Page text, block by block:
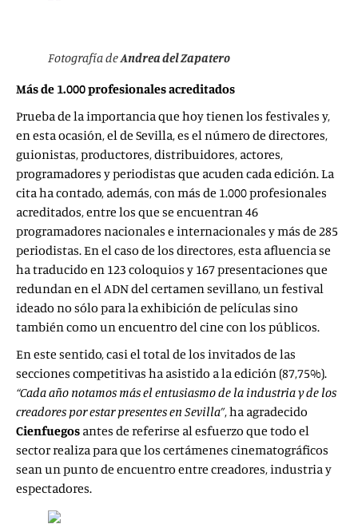
Fotografía deAndrea del Zapatero
Más de 1.000 profesionales acreditados
Prueba de la importancia que hoy tienen los festivales y,
en esta ocasión, el de Sevilla, es el número de directores,
guionistas, productores, distribuidores, actores,
programadores y periodistas que acuden cada edición. La
cita ha contado, además, con más de 1.000 profesionales
acreditados, entre los que se encuentran 46
programadores nacionales e internacionales y más de 285
periodistas. En el caso de los directores, esta afluencia se
ha traducido en 123 coloquios y 167 presentaciones que
redundan en el ADN del certamen sevillano, un festival
ideado no sólo para la exhibición de películas sino
también como un encuentro del cine con los públicos.
En este sentido, casi el total de los invitados de las
secciones competitivas ha asistido a la edición (87,75%).
“Cada año notamos más el entusiasmo de la industria y de los
creadores por estar presentes en Sevilla”, ha agradecido
Cienfuegos antes de referirse al esfuerzo que todo el
sector realiza para que los certámenes cinematográficos
sean un punto de encuentro entre creadores, industria y
espectadores.